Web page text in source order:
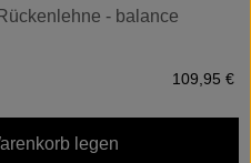
- balance
109,95 €
legen